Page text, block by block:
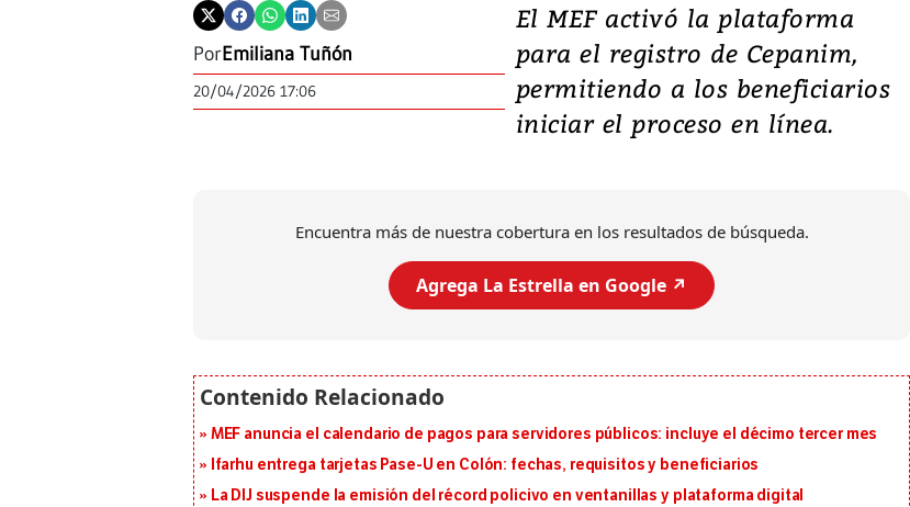
PorEmiliana Tuñón
20/04/2026 17:06
El MEF activó la plataforma
para el registro de Cepanim,
permitiendo a los beneficiarios
iniciar el proceso en línea.
Encuentra más de nuestra cobertura en los resultados de búsqueda.
Agrega La Estrella en Google ↗️
MEF anuncia el calendario de pagos para servidores públicos: incluye el décimo tercer mes
Ifarhu entrega tarjetas Pase-U en Colón: fechas, requisitos y beneficiarios
La DIJ suspende la emisión del récord policivo en ventanillas y plataforma digital